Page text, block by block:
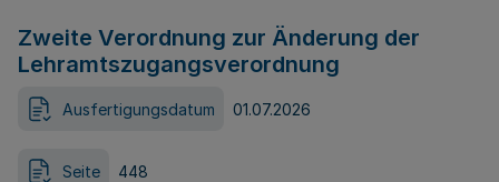
Zweite Verordnung zur Änderung der
Lehramtszugangsverordnung
Ausfertigungsdatum 01.07.2026
Seite 448